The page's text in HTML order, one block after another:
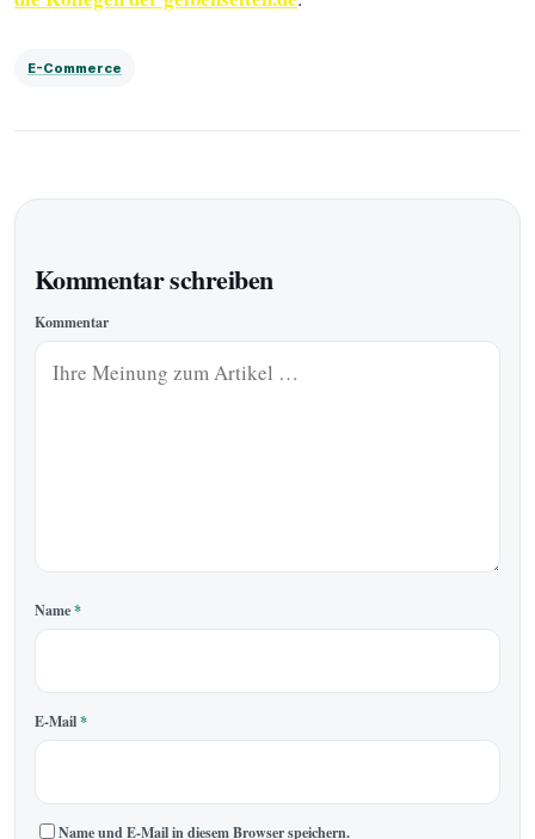
E-Commerce
Kommentar schreiben
Kommentar
Name*
E-Mail*
Name und E-Mail in diesem Browser speichern.